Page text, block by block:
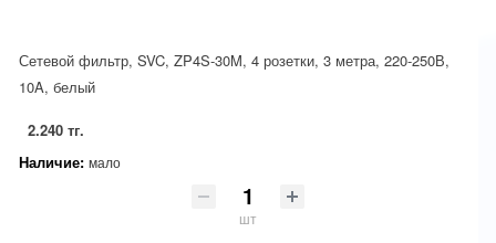
Сетевой фильтр, SVC, ZP4S-30M, 4 розетки, 3 метра, 220-250В,
10A, белый
2.240 тг.
Наличие: мало
шт